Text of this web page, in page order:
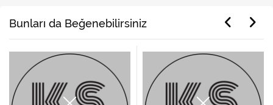
Bunları da Beğenebilirsiniz